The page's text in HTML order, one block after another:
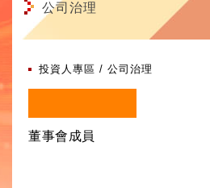
公司治理
投資人專區 公司治理
董事會成員